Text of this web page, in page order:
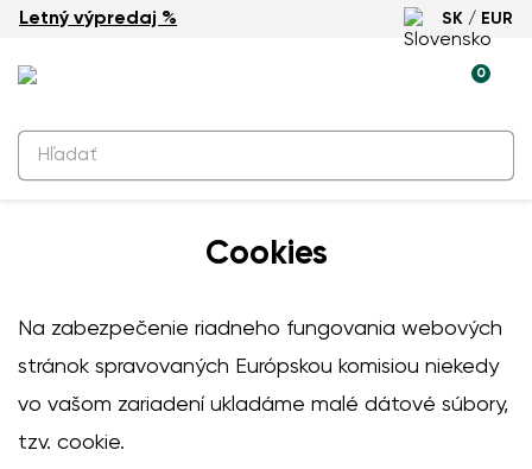
Letný výpredaj % SK / EUR
0
Cookies
Na zabezpečenie riadneho fungovania webových
stránok spravovaných Európskou komisiou niekedy
vo vašom zariadení ukladáme malé dátové súbory,
tzv. cookie.